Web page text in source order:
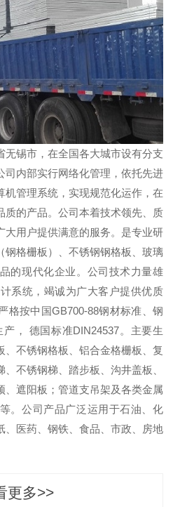
无锡市，在全国各大城市设有分支
司内部实行网络化管理，依托先进
机管理系统，实现规范化运作，在
质的产品。公司本着技术领先、质
大用户提供满意的服务。是专业研
钢格栅板）、不锈钢钢格板、玻璃
的现代化企业。公司技术力量雄
系统，竭诚为广大客户提供优质
格按中国GB700-88钢材标准、钢
产， 德国标准DIN24537。主要生
、不锈钢格板、铝合金格栅板、复
不锈钢梯、踏步板、沟井盖板、
、遮阳板；管道支吊架及各类金属
。公司产品广泛运用于石油、化
、医药、钢铁、食品、市政、房地
更多>>